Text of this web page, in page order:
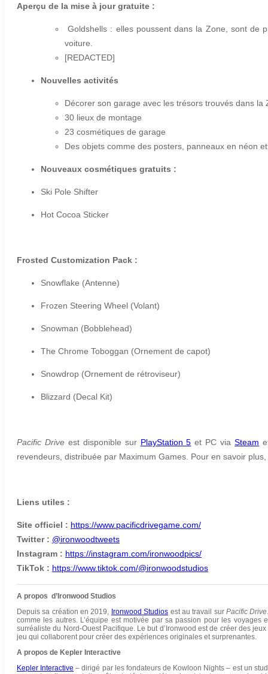
Aperçu de la mise à jour gratuite :
Goldshells : elles poussent dans la Zone, sont de
voiture.
[REDACTED]
Nouvelles activités
Décorer son garage avec les trésors trouvés dans la
30 lieux de montage
23 cosmétiques de garage
Des objets comme des posters, panneaux en néon
Nouveaux cosmétiques gratuits :
Ski Pole Shifter
Hot Cocoa Sticker
Frosted Customization Pack :
Snowflake (Antenne)
Frozen Steering Wheel (Volant)
Snowman (Bobblehead)
The Chrome Toboggan (Ornement de capot)
Snowdrop (Ornement de rétroviseur)
Blizzard (Decal Kit)
Pacific Driveest disponible sur PlayStation 5 et PC via Steam
revendeurs, distribuée par Maximum Games. Pour en savoir
Liens utiles :
Site officiel : https://www.pacificdrivegame.com/
Twitter : @ironwoodtweets
Instagram : https://instagram.com/ironwoodpics/
TikTok : https://www.tiktok.com/@ironwoodstudios
A propos d’Ironwood Studios
Depuis sa création en 2019, Ironwood Studios est au travail sur Pacific Drive
comme les autres. L’équipe est motivée par sa passion pour les
surréaliste du Nord-Ouest Pacifique. Le but d’Ironwood est de créer des
jeu qui collaborent pour créer des expériences originales et surprenantes.
A propos de Kepler Interactive
Kepler Interactive – dirigé par les fondateurs de Kowloon Nights – est un